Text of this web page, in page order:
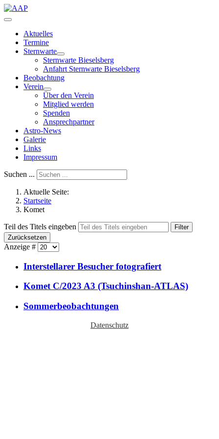
Aktuelles
Termine
Sternwarte
Sternwarte Bieselsberg
Anfahrt Sternwarte Bieselsberg
Beobachtung
Verein
Über den Verein
Mitglied werden
Spenden
Ansprechpartner
Astro-News
Galerie
Links
Impressum
Suchen ...
Aktuelle Seite:
Startseite
Komet
Teil des Titels eingeben
Filter
Zurücksetzen
Anzeige #
Interstellarer Besucher fotografiert
Komet C/2023 A3 (Tsuchinshan-ATLAS)
Sommerbeobachtungen
Datenschutz